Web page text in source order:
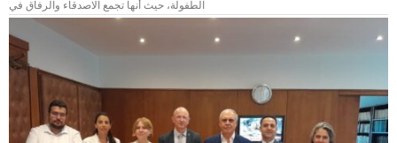
الطفولة، حيث أنها تجمع الاصدقاء والرفاق في